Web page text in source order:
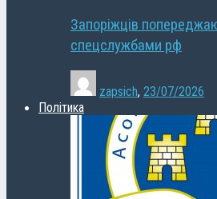
Запоріжців
спецслужбами рф
zapsich, 23/07/2026
Політика